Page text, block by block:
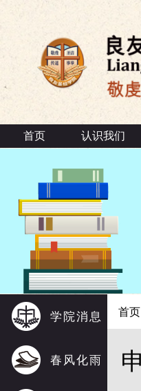
首页 认识我们
学院消息
春风化雨
首页